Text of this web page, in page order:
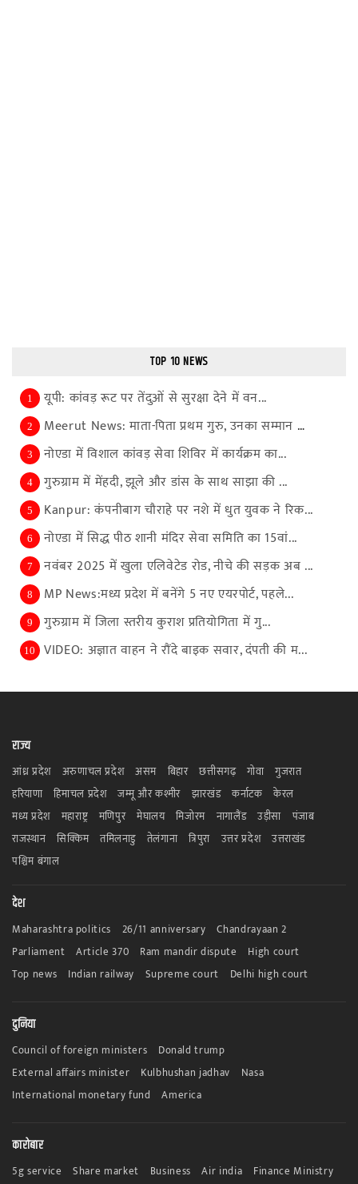
TOP 10 NEWS
1 यूपी: कांवड़ रूट पर तेंदुओं से सुरक्षा देने में वन...
2 Meerut News: माता-पिता प्रथम गुरु, उनका सम्मान और ...
3 नोएडा में विशाल कांवड़ सेवा शिविर में कार्यक्रम का...
4 गुरुग्राम में मेंहदी, झूले और डांस के साथ साझा की ...
5 Kanpur: कंपनीबाग चौराहे पर नशे में धुत युवक ने रिक...
6 नोएडा में सिद्ध पीठ शानी मंदिर सेवा समिति का 15वां...
7 नवंबर 2025 में खुला एलिवेटेड रोड, नीचे की सड़क अब ...
8 MP News:मध्य प्रदेश में बनेंगे 5 नए एयरपोर्ट, पहले...
9 गुरुग्राम में जिला स्तरीय कुराश प्रतियोगिता में गु...
10 VIDEO: अज्ञात वाहन ने राैंदे बाइक सवार, दंपती की म...
राज्य
आंध्र प्रदेश अरुणाचल प्रदेश असम बिहार छत्तीसगढ़ गोवा
गुजरात
हरियाणा
हिमाचल प्रदेश जम्मू और कश्मीर झारखंड कर्नाटक
केरल
मध्य प्रदेश
महाराष्ट्र मणिपुर मेघालय मिजोरम नागालैंड उड़ीसा
पंजाब
राजस्थान
सिक्किम तमिलनाडु तेलंगाना त्रिपुरा उत्तर प्रदेश
उत्तराखंड
पश्चिम बंगाल
देश
Maharashtra politics 26/11 anniversary
Chandrayaan 2
Parliament
Article 370 Ram mandir dispute
High court
Top news
Indian railway Supreme court Delhi high court
दुनिया
Council of foreign ministers
Donald trump
External affairs minister
Kulbhushan jadhav
Nasa
International monetary fund
America
कारोबार
5g service Share market Business Air india
Finance Ministry